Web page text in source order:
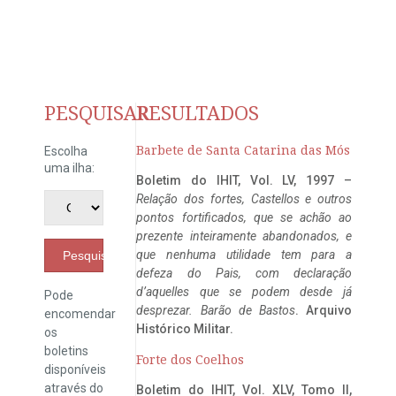
PESQUISAR
Escolha
uma ilha:
Pesquisar
Pode
encomendar
os
boletins
disponíveis
através do
RESULTADOS
Barbete de Santa Catarina das Mós
Boletim do IHIT, Vol. LV, 1997 –
Relação dos fortes, Castellos e outros
pontos fortificados, que se achão ao
prezente inteiramente abandonados, e
que nenhuma utilidade tem para a
defeza do Pais, com declaração
d’aquelles que se podem desde já
desprezar. Barão de Bastos. Arquivo
Histórico Militar.
Forte dos Coelhos
Boletim do IHIT, Vol. XLV, Tomo II,